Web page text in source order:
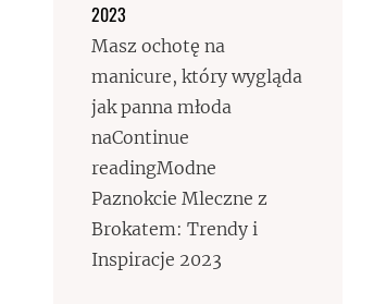
2023
Masz ochotę na
manicure, który wygląda
jak panna młoda
naContinue
readingModne
Paznokcie Mleczne z
Brokatem: Trendy i
Inspiracje 2023